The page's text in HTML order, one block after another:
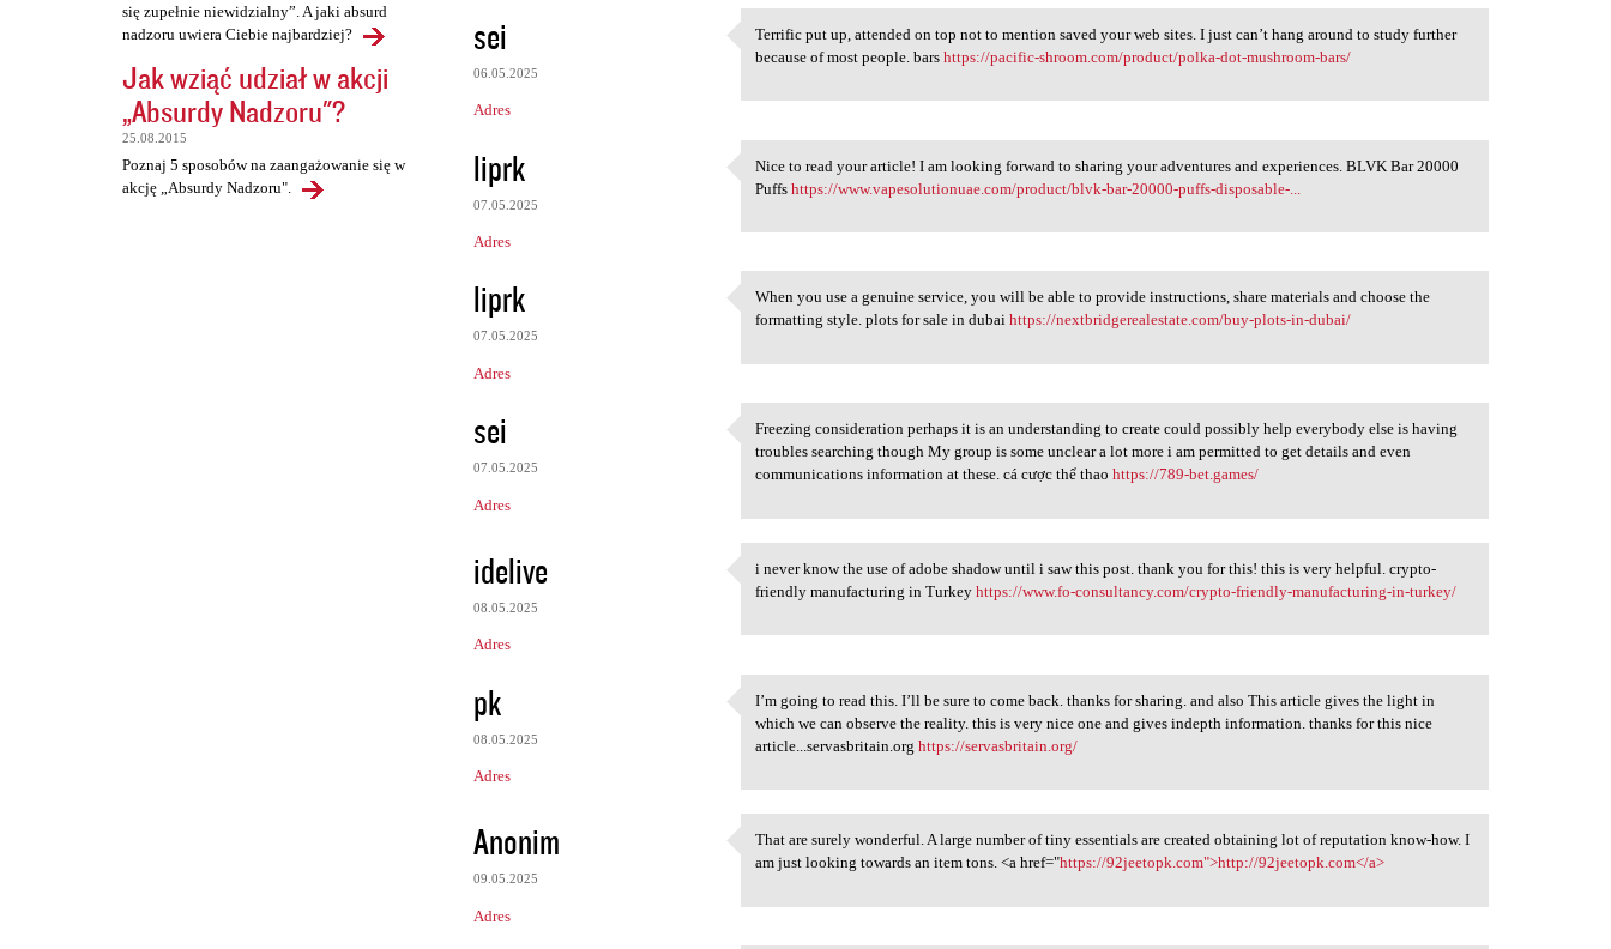
się zupełnie niewidzialny”. A jaki absurd
nadzoru uwiera Ciebie najbardziej?
Jak wziąć udział w akcji
„Absurdy Nadzoru"?
25.08.2015
Poznaj 5 sposobów na zaangażowanie się w
akcję „Absurdy Nadzoru".
sei
06.05.2025
Adres
Terrific put up, attended on
Terrific put up, attended on top not to mention saved your web sites. I just can’t hang around to study further
because of most people. barshttps://pacific-shroom.com/product/polka-dot-mushroom-bars/
liprk
07.05.2025
Adres
Nice to read your article! I
Nice to read your article! I am looking forward to sharing your adventures and experiences. BLVK Bar 20000
Puffshttps://www.vapesolutionuae.com/product/blvk-bar-20000-puffs-disposable-...
liprk
07.05.2025
Adres
When you use a genuine
When you use a genuine service, you will be able to provide instructions, share materials and choose the
formatting style. plots for sale in dubaihttps://nextbridgerealestate.com/buy-plots-in-dubai/
sei
07.05.2025
Adres
Freezing consideration
Freezing consideration perhaps it is an understanding to create could possibly help everybody else is having
troubles searching though My group is some unclear a lot more i am permitted to get details and even
communications information at these. cá cược thể thaohttps://789-bet.games/
idelive
08.05.2025
Adres
i never know the use of adobe
i never know the use of adobe shadow until i saw this post. thank you for this! this is very helpful. crypto-
friendly manufacturing in Turkeyhttps://www.fo-consultancy.com/crypto-friendly-manufacturing-in-turkey/
pk
08.05.2025
Adres
I’m going to read this. I’ll
I’m going to read this. I’ll be sure to come back. thanks for sharing. and also This article gives the light in
which we can observe the reality. this is very nice one and gives indepth information. thanks for this nice
article...servasbritain.orghttps://servasbritain.org/
Anonim
09.05.2025
Adres
That are surely wonderful. A
That are surely wonderful. A large number of tiny essentials are created obtaining lot of reputation know-how. I
am just looking towards an item tons. <a href="https://92jeetopk.com">http://92jeetopk.com</a>